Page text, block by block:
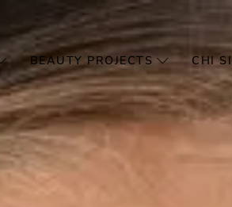
BEAUTY PROJECTS CHI